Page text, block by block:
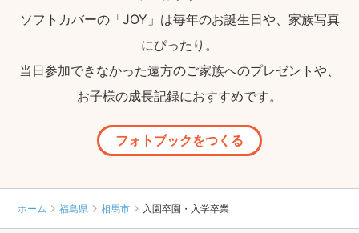
ソフトカバーの「JOY」は毎年のお誕生日や、家族写真
にぴったり。
当日参加できなかった遠方のご家族へのプレゼントや、
お子様の成長記録におすすめです。
フォトブックをつくる
ホーム 福島県 相馬市 入園卒園・入学卒業